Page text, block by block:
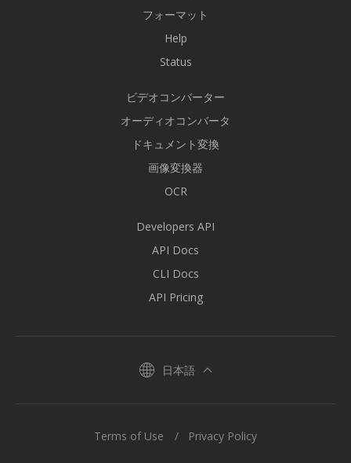
フォーマット
Help
Status
ビデオコンバーター
オーディオコンバータ
ドキュメント変換
画像変換器
OCR
Developers API
API Docs
CLI Docs
API Pricing
日本語
Terms of Use Privacy Policy